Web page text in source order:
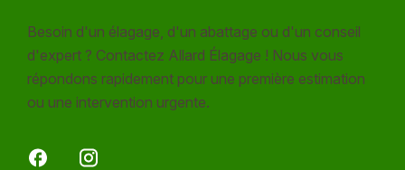
Besoin d'un élagage, d'un abattage ou d'un conseil
d'expert ? Contactez Allard Élagage ! Nous vous
répondons rapidement pour une première estimation
ou une intervention urgente.